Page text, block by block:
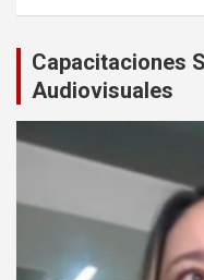
Capacitaciones
Audiovisuales